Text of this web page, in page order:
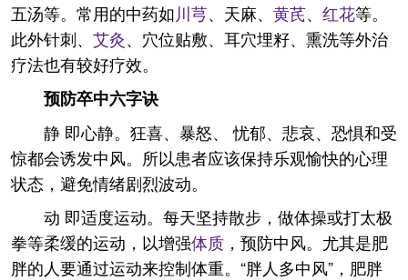
五汤等。常用的中药如川芎、天麻、 黄芪、 红花等。
此外针刺、 艾灸、穴位贴敷、耳穴埋籽、熏洗等外治
疗法也有较好疗效。
预防卒中六字诀
静 即心静。狂喜、暴怒、 忧郁、悲哀、恐惧和受
惊都会诱发中风。所以患者应该保持乐观愉快的心理
状态，避免情绪剧烈波动。
动 即适度运动。每天坚持散步，做体操或打太极
拳等柔缓的运动，以增强体质 ，预防中风。尤其是肥
胖的人要通过运动来控制体重。“胖人多中风”，肥胖